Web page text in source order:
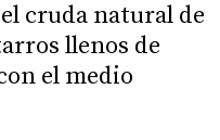
cruda natural de
llenos de
el medio